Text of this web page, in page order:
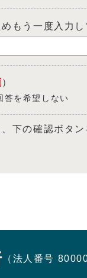
もう一度入力し
）
答を希望しない
下の確認ボタン
（法人番号